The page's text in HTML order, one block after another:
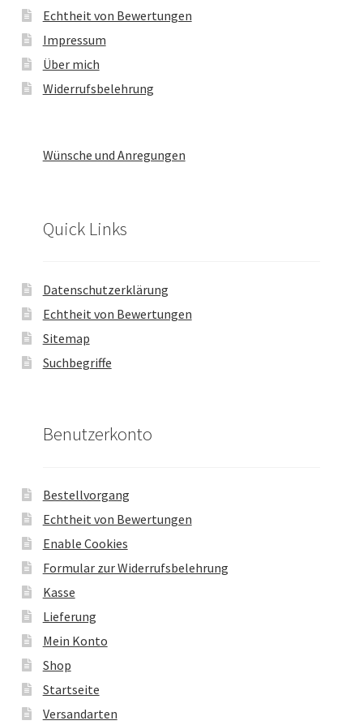
Echtheit von Bewertungen
Impressum
Über mich
Widerrufsbelehrung
Wünsche und Anregungen
Quick Links
Datenschutzerklärung
Echtheit von Bewertungen
Sitemap
Suchbegriffe
Benutzerkonto
Bestellvorgang
Echtheit von Bewertungen
Enable Cookies
Formular zur Widerrufsbelehrung
Kasse
Lieferung
Mein Konto
Shop
Startseite
Versandarten